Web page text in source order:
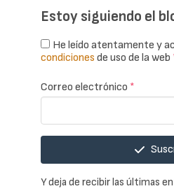
Estoy siguiendo el
He leído atentamente y
condiciones de uso de la web
Correo electrónico *
Y deja de recibir las últimas